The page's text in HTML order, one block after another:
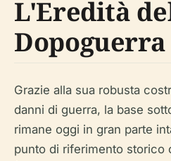
L'Eredità
Dopoguerra
Grazie alla sua robusta
danni di guerra, la base
rimane oggi in gran parte
punto di riferimento storico